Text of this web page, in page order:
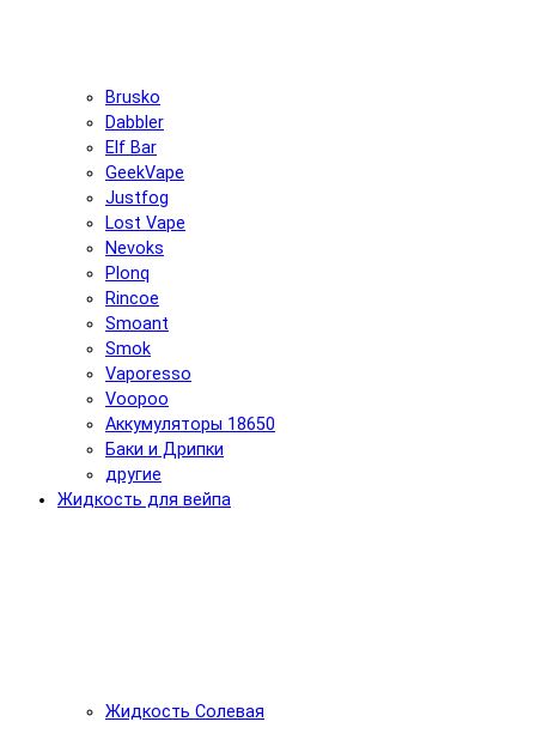
Brusko
Dabbler
Elf Bar
GeekVape
Justfog
Lost Vape
Nevoks
Plonq
Rincoe
Smoant
Smok
Vaporesso
Voopoo
Аккумуляторы 18650
Баки и Дрипки
другие
Жидкость для вейпа
Жидкость Солевая